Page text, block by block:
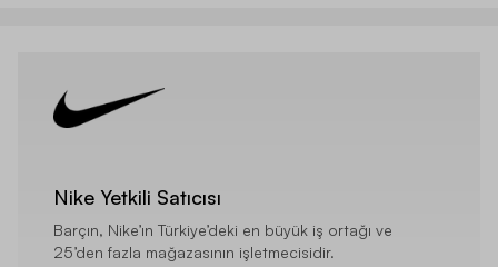
Nike Yetkili Satıcısı
Barçın, Nike’ın Türkiye’deki en büyük iş ortağı ve
25’den fazla mağazasının işletmecisidir.